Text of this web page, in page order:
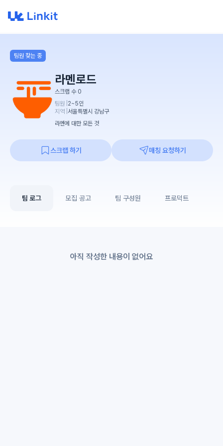
팀원 찾는 중
라멘로드
스크랩 수 0
팀원 | 2~5인
지역 | 서울특별시 강남구
라멘에 대한 모든 것
스크랩 하기 매칭 요청하기
팀 로그 모집 공고 팀 구성원 프로덕트
아직 작성한 내용이 없어요